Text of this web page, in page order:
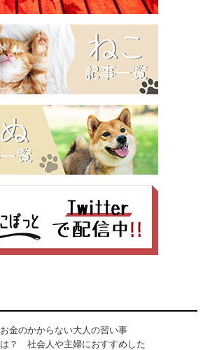
お金のかからない大人の習い事
は？ 社会人や主婦におすすめした